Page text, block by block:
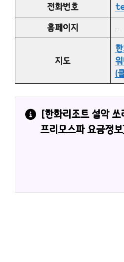
전화번호
홈페이지
–
지도
(
[한화리조트 설악
프리모스파 요금정